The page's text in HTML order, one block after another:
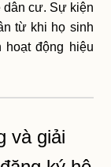
dân cư. Sự kiện
từ khi họ sinh
hoạt động hiệu
và giải